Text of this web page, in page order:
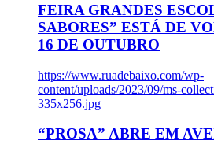
FEIRA GRANDES
SABORES” ESTÁ DE
16 DE OUTUBRO
https://www.ruadebaixo.com/wp-
content/uploads/2023/09/ms-
335x256.jpg
“PROSA” ABRE EM